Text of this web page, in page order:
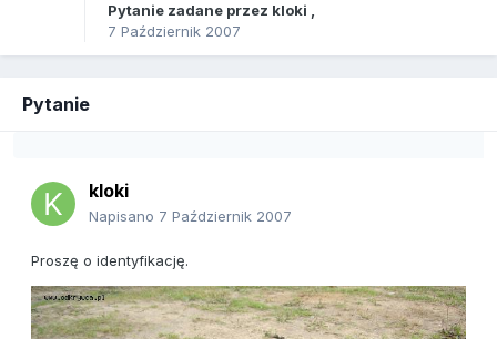
Pytanie zadane przez kloki
7 Październik 2007
Pytanie
kloki
Napisano 7 Październik 2007
Proszę o identyfikację.